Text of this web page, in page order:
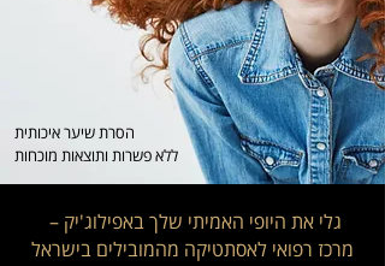
הסרת שיער איכותית
ללא פשרות ותוצאות מוכחות
גלי את היופי האמיתי שלך באפילוג'יק –
מרכז רפואי לאסתטיקה מהמובילים בישראל